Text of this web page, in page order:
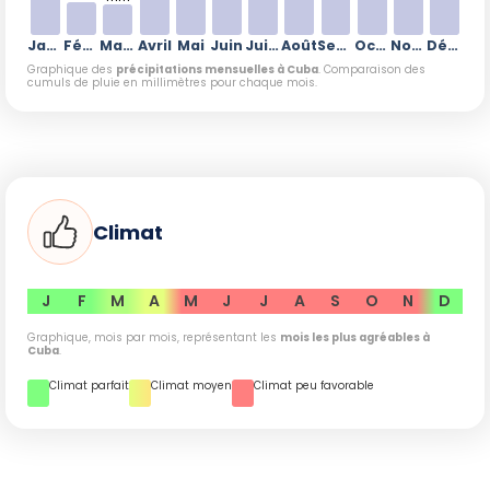
Janvier Février Mars Avril Mai Juin JuilletAoût Septembre Octobre Novembre Décembre
Graphique des précipitations mensuelles à Cuba. Comparaison des
cumuls de pluie en millimètres pour chaque mois.
Climat
J F M A M J J A S O N D
Graphique, mois par mois, représentant les mois les plus agréables à
Cuba.
Climat parfait Climat moyen Climat peu favorable